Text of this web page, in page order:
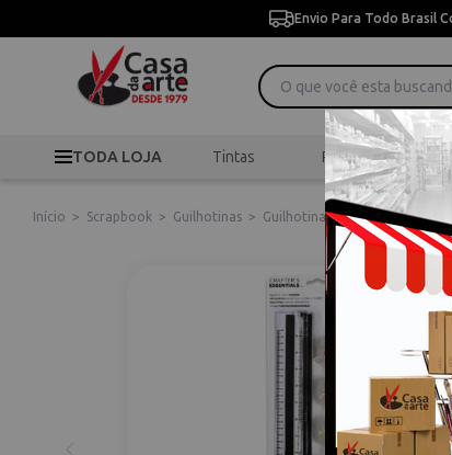
Envio Para Todo Brasil
TODA LOJA Tintas Pincéis
Início > Scrapbook > Guilhotinas > Guilhotina Magnética 8